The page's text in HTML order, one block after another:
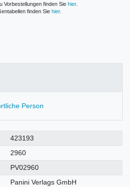
Vorbestellungen finden Sie hier.
finden Sie hier.
Person
423193
2960
PV02960
Panini Verlags GmbH